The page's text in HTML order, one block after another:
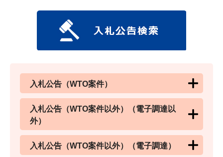
入札公告（WTO案件）
入札公告（WTO案件以外）（電子調達以
外）
入札公告（WTO案件以外）（電子調達）